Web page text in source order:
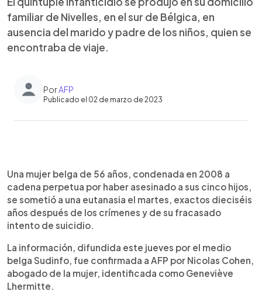
familiar de Nivelles, en el sur de Bélgica, en
ausencia del marido y padre de los niños, quien se
encontraba de viaje.
PorAFP
Publicado el 02 de marzo de 2023
► Escuchar artículo
Una mujer belga de 56 años, condenada en 2008 a
cadena perpetua por haber asesinado a sus cinco hijos,
se sometió a una eutanasia el martes, exactos dieciséis
años después de los crímenes y de su fracasado
intento de suicidio.
La información, difundida este jueves por el medio
belga Sudinfo, fue confirmada a AFP por Nicolas Cohen,
abogado de la mujer, identificada como Geneviève
Lhermitte.